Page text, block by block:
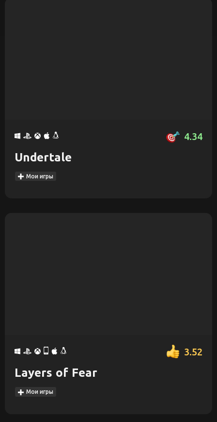
4.34
Undertale
Мои игры
3.52
Layers of Fear
Мои игры